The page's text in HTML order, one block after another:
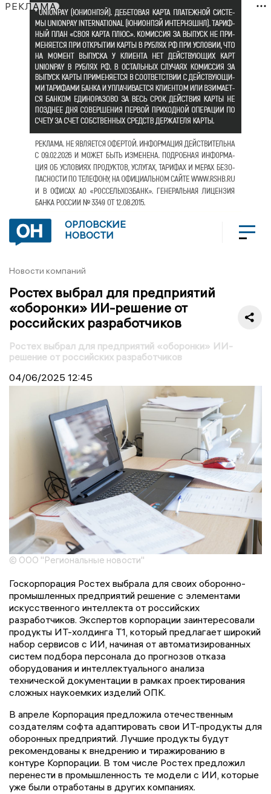
РЕКЛАМА
ОРЛОВСКИЕ
НОВОСТИ
Новости компаний
Ростех выбрал для предприятий
«оборонки» ИИ-решение от
российских разработчиков
Ростех выбрал для предприятий «оборонки» ИИ-
решение от российских разработчиков
04/06/2025 12:45
© ООО "Региональные новости"
Госкорпорация Ростех выбрала для своих оборонно-
промышленных предприятий решение с элементами
искусственного интеллекта от российских
разработчиков. Экспертов корпорации заинтересовали
продукты ИТ-холдинга T1, который предлагает широкий
набор сервисов с ИИ, начиная от автоматизированных
систем подбора персонала до прогнозов отказа
оборудования и интеллектуального анализа
технической документации в рамках проектирования
сложных наукоемких изделий ОПК.
В апреле Корпорация предложила отечественным
создателям софта адаптировать свои ИТ-продукты для
оборонных предприятий. Лучшие продукты будут
рекомендованы к внедрению и тиражированию в
контуре Корпорации. В том числе Ростех предложил
перенести в промышленность те модели с ИИ, которые
уже были отработаны в других компаниях.